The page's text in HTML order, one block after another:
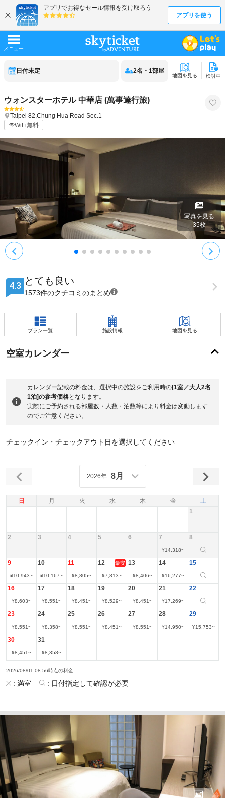
日付未定 2名 ・ 1部屋
地図を見る 検討中
ウォンスターホテル 中華店 (萬事達行旅)
Taipei 82,Chung Hua Road Sec.1
WiFi無料
写真を見る
35枚
4.3 とても良い
1573件のクチコミのまとめ
プラン一覧 施設情報 地図を見る
空室カレンダー
カレンダー記載の料金は、選択中の施設をご利用時の[1室／大人2名
1泊]の参考価格となります。
実際にご予約される部屋数・人数・泊数等により料金は変動します
のでご注意ください。
チェックイン・チェックアウト日を選択してください
日 月 火 水 木 金 土
2026年 8月
1
2 3 4 5 6 7
¥14,318~
8
9
¥10,943~
10
¥10,167~
11
¥8,805~
12 最安
¥7,813~
13
¥8,406~
14
¥16,277~
15
16
¥8,603~
17
¥8,551~
18
¥8,451~
19
¥8,529~
20
¥8,451~
21
¥17,269~
22
23
¥8,551~
24
¥8,358~
25
¥8,551~
26
¥8,451~
27
¥8,551~
28
¥14,950~
29
¥15,753~
30
¥8,451~
31
¥8,358~
2026/08/01 08:56時点の料金
: 満室 : 日付指定して確認が必要